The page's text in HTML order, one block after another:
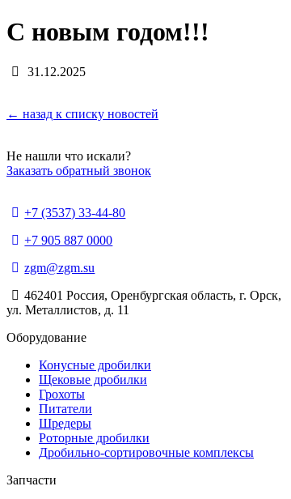
С новым годом!!!
31.12.2025
← назад к списку новостей
Не нашли что искали?
Заказать обратный звонок
+7 (3537) 33-44-80
+7 905 887 0000
zgm@zgm.su
462401 Россия, Оренбургская область, г. Орск,
ул. Металлистов, д. 11
Оборудование
Конусные дробилки
Щековые дробилки
Грохоты
Питатели
Шредеры
Роторные дробилки
Дробильно-сортировочные комплексы
Запчасти